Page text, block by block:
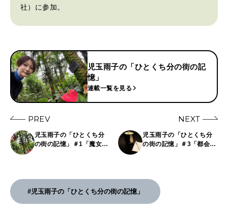
社）に参加。
児玉雨子の「ひとくち分の街の記
憶」
連載一覧を見る
PREV
児玉雨子の「ひとくち分
の街の記憶」＃1「魔女、
NEXT
児玉雨子の「ひとくち分
の街の記憶」＃3「都会の
#児玉雨子の「ひとくち分の街の記憶」